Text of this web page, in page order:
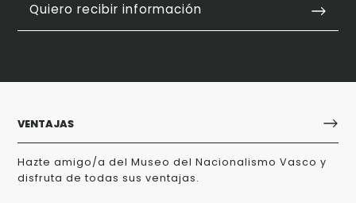
Quiero recibir información
VENTAJAS
Hazte amigo/a del Museo del Nacionalismo Vasco y
disfruta de todas sus ventajas.